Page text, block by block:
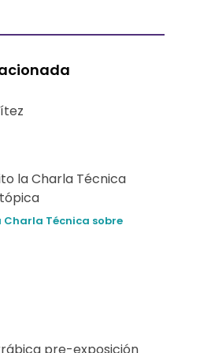
Charla Técnica sobre